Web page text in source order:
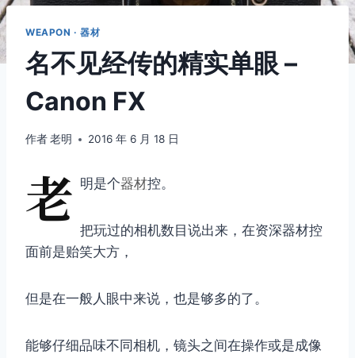
WEAPON · 器材
名不见经传的精实单眼 –
Canon FX
作者老明 2016 年 6 月 18 日
老 明是个器材控。
把玩过的相机数目说出来，在资深器材控
面前是贻笑大方，
但是在一般人眼中来说，也是够多的了。
能够仔细品味不同相机，镜头之间在操作或是成像